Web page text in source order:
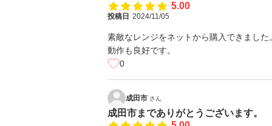
5.00
投稿日 2024/11/05
素敵なレンジをネットから購入できました。
動作も良好です。
0
成田市 さん
成田市までありがとうございます。